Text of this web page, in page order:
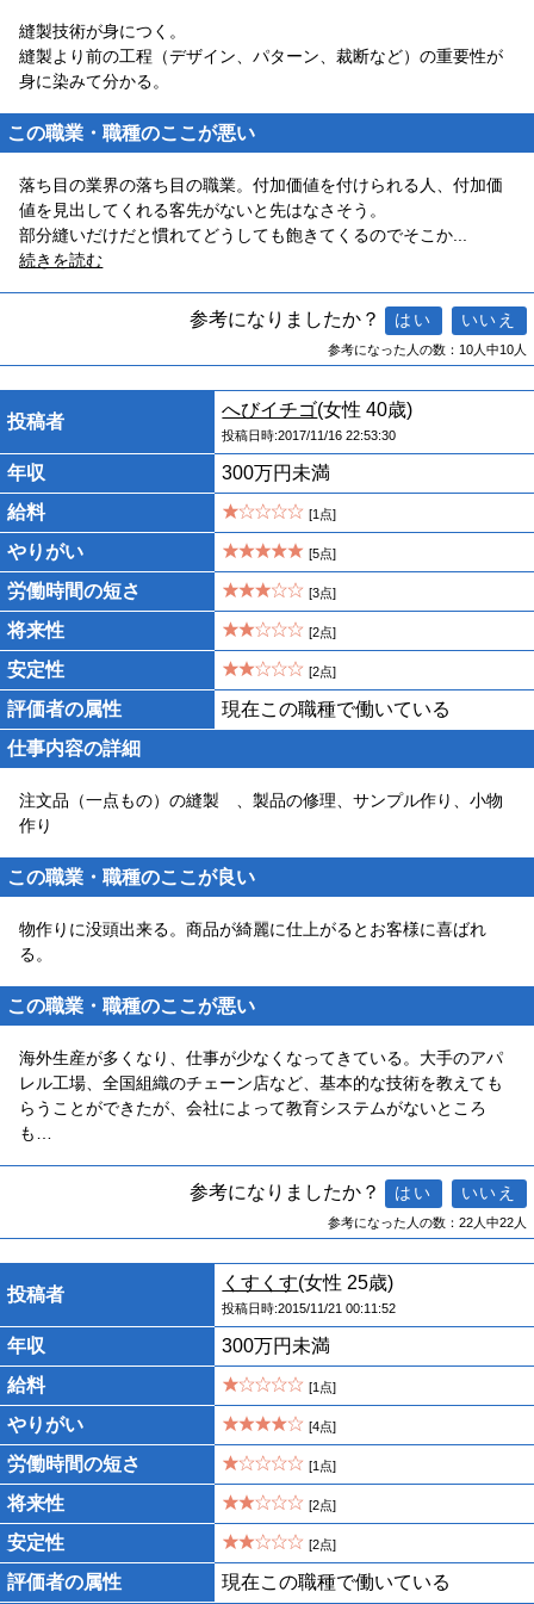
縫製技術が身につく。
縫製より前の工程（デザイン、パターン、裁断など）の重要性が
身に染みて分かる。
この職業・職種のここが悪い
落ち目の業界の落ち目の職業。付加価値を付けられる人、付加価
値を見出してくれる客先がないと先はなさそう。
部分縫いだけだと慣れてどうしても飽きてくるのでそこか
続きを読む
参考になりましたか？
参考になった人の数：10人中10人
投稿者
へびイチゴ(女性 40歳)
投稿日時:2017/11/16 22:53:30
年収
300万円未満
給料
[1点]
やりがい [5点]
労働時間の短さ [3点]
将来性 [2点]
安定性 [2点]
評価者の属性
現在この職種で働いている
仕事内容の詳細
注文品（一点もの）の縫製 、製品の修理、サンプル作り、小物
作り
この職業・職種のここが良い
物作りに没頭出来る。商品が綺麗に仕上がるとお客様に喜ばれ
る。
この職業・職種のここが悪い
海外生産が多くなり、仕事が少なくなってきている。大手のアパ
レル工場、全国組織のチェーン店など、基本的な技術を教えても
らうことができたが、会社によって教育システムがないところ
も…
参考になりましたか？
参考になった人の数：22人中22人
投稿者
くすくす(女性 25歳)
投稿日時:2015/11/21 00:11:52
年収
300万円未満
給料
[1点]
やりがい [4点]
労働時間の短さ [1点]
将来性 [2点]
安定性 [2点]
評価者の属性 現在この職種で働いている